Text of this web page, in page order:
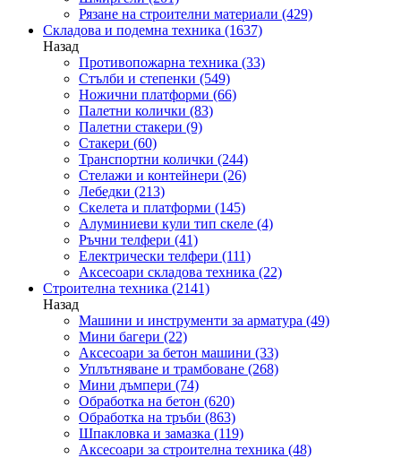
Рязане на строителни материали (429)
Складова и подемна техника (1637)
Назад
Противопожарна техника (33)
Стълби и степенки (549)
Ножични платформи (66)
Палетни колички (83)
Палетни стакери (9)
Стакери (60)
Транспортни колички (244)
Стелажи и контейнери (26)
Лебедки (213)
Скелета и платформи (145)
Алуминиеви кули тип скеле (4)
Ръчни телфери (41)
Електрически телфери (111)
Аксесоари складова техника (22)
Строителна техника (2141)
Назад
Машини и инструменти за арматура (49)
Мини багери (22)
Аксесоари за бетон машини (33)
Уплътняване и трамбоване (268)
Мини дъмпери (74)
Обработка на бетон (620)
Обработка на тръби (863)
Шпакловка и замазка (119)
Аксесоари за строителна техника (48)